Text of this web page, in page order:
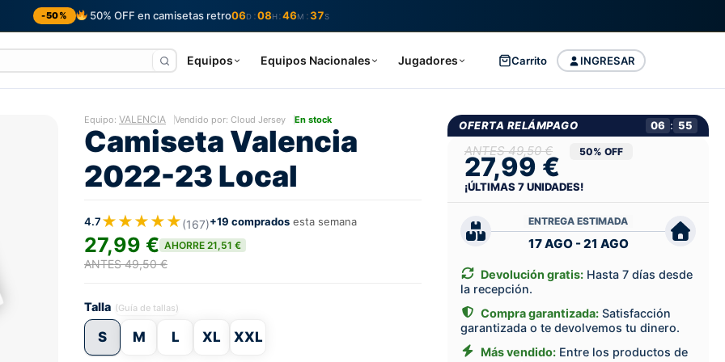
-50% 50% OFF en camisetas retro06D :08H :46M : 36S
Equipos Equipos Nacionales Jugadores INGRESAR
Carrito
Equipo: VALENCIA Vendido por: Cloud Jersey En stock
Camiseta Valencia
2022-23 Local
4.7★★★★★(167)+19 comprados esta semana
27,99 € AHORRE 21,51 €
ANTES 49,50 €
Talla (Guía de tallas)
S M L XL XXL
OFERTA RELÁMPAGO 06 : 54
49,50 €
27,99 € 50% OFF
¡ÚLTIMAS7UNIDADES!
ENTREGA ESTIMADA
17 AGO - 21 AGO
Devolución gratis: Hasta 7 días desde
la recepción.
Compra garantizada: Satisfacción
garantizada o te devolvemos tu dinero.
Más vendido: Entre los productos de